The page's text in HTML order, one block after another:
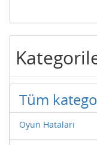
Tüm
Oyun Hataları